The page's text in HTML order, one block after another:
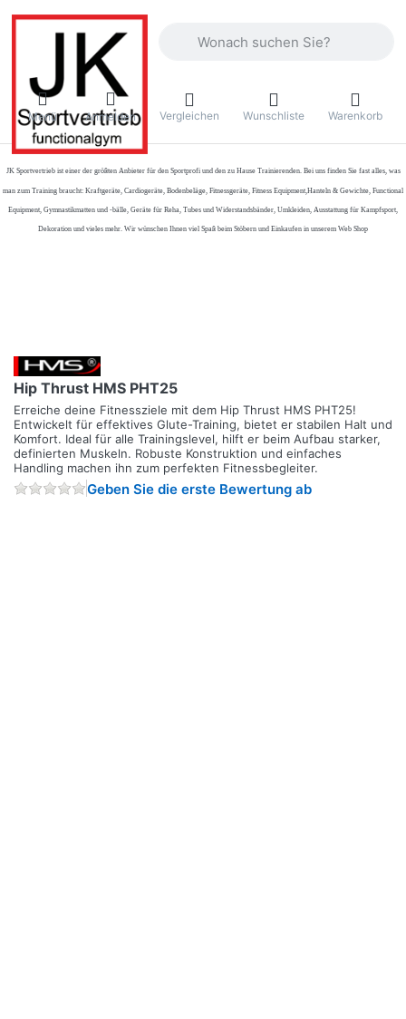
Menü Anmelden Vergleichen Wunschliste Warenkorb
JK Sportvertrieb ist einer der größten Anbieter für den Sportprofi und den zu Hause Trainierenden. Bei uns finden Sie fast alles, was
man zum Training braucht: Kraftgeräte, Cardiogeräte, Bodenbeläge, Fitnessgeräte, Fitness Equipment,Hanteln & Gewichte, Functional
Equipment, Gymnastikmatten und -bälle, Geräte für Reha, Tubes und Widerstandsbänder, Umkleiden, Ausstattung für Kampfsport,
Dekoration und vieles mehr. Wir wünschen Ihnen viel Spaß beim Stöbern und Einkaufen in unserem Web Shop
Hip Thrust HMS PHT25
Erreiche deine Fitnessziele mit dem Hip Thrust HMS PHT25!
Entwickelt für effektives Glute-Training, bietet er stabilen Halt und
Komfort. Ideal für alle Trainingslevel, hilft er beim Aufbau starker,
definierten Muskeln. Robuste Konstruktion und einfaches
Handling machen ihn zum perfekten Fitnessbegleiter.
Geben Sie die erste Bewertung ab